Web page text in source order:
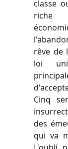
classe
rêve de
loi
Cinq
des
qui va